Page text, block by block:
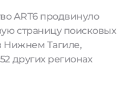
ART6 продвинуло
страницу поисковых
Нижнем Тагиле,
других регионах